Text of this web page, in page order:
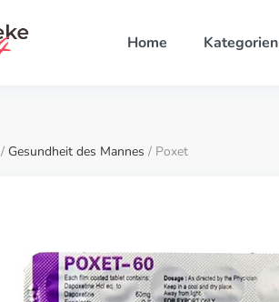
Home Kategorien
/ Gesundheit des Mannes / Poxet